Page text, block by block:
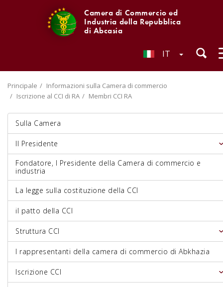
Camera di Commercio ed
Industria della Repubblica
di Abcasia
IT
Principale
Informazioni sulla Camera di commercio
Iscrizione al CCI di RA
Membri CCI RA
Sulla Camera
Il Presidente
Fondatore, I Presidente della Camera di commercio e
industria
La legge sulla costituzione della CCI
il patto della CCI
Struttura CCI
I rappresentanti della camera di commercio di Abkhazia
Iscrizione CCI